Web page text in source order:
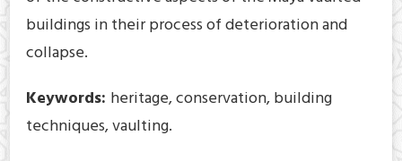
buildings in their process of deterioration and
collapse.
Keywords: heritage, conservation, building
techniques, vaulting.